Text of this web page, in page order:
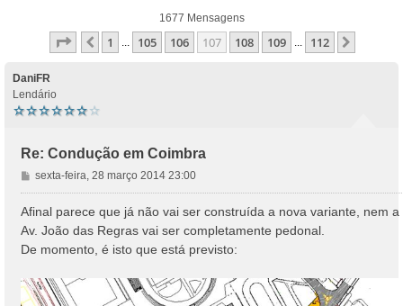
1677 Mensagens
Página 107 De112
Anterior
1 ... 105 106 107 108 109 ... 112
DaniFR
Lendário
Re: Condução em Coimbra
M
e
n
a
g
m
sexta-feira, 28 março 2014 23:00
Afinal parece que já não vai ser construída a nova variante, nem a
Av. João das Regras vai ser completamente pedonal.
De momento, é isto que está previsto: